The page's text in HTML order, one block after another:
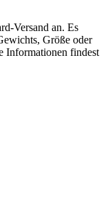
Versand an. Es
Größe oder
Informationen findest